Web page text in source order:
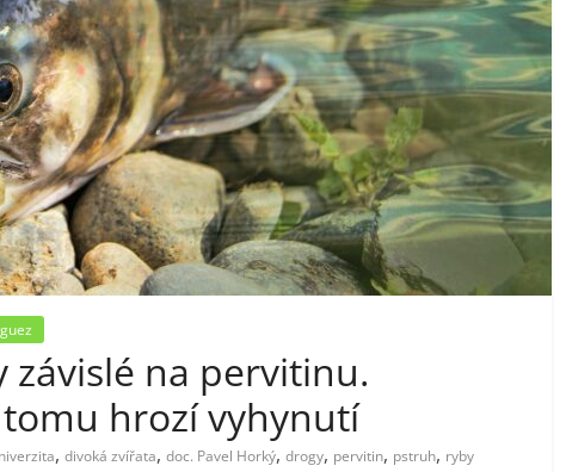
závislé na pervitinu.
hrozí vyhynutí
, divoká zvířata, doc. Pavel Horký, drogy, pervitin, pstruh, ryby